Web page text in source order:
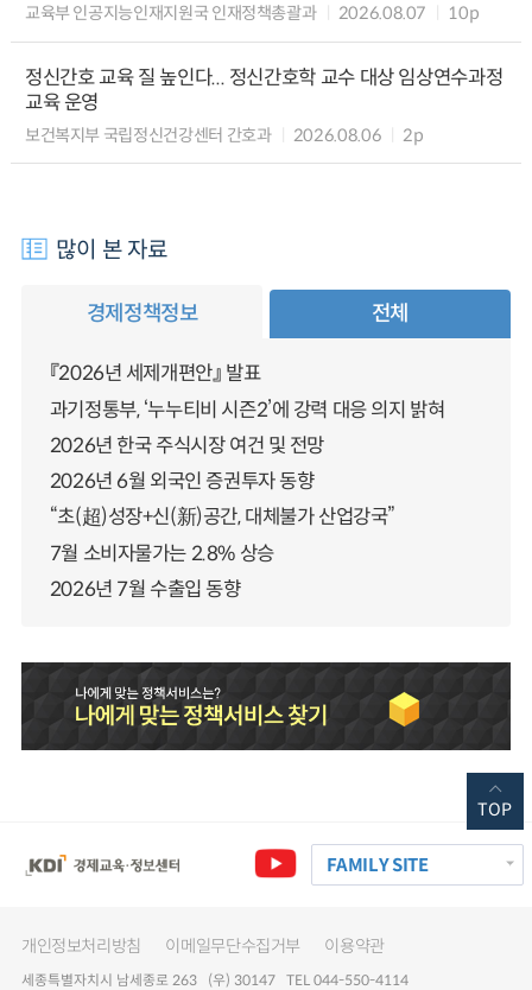
교육부 인공지능인재지원국 인재정책총괄과 2026.08.07 10p
정신간호 교육 질 높인다... 정신간호학 교수 대상 임상연수과정
교육 운영
보건복지부 국립정신건강센터 간호과 2026.08.06 2p
많이 본 자료
경제정책정보 전체
『2026년 세제개편안』 발표
과기정통부, ‘누누티비 시즌2’에 강력 대응 의지 밝혀
2026년 한국 주식시장 여건 및 전망
2026년 6월 외국인 증권투자 동향
“초(超)성장+신(新)공간, 대체불가 산업강국”
7월 소비자물가는 2.8% 상승
2026년 7월 수출입 동향
FAMILY SITE
개인정보처리방침 이메일무단수집거부 이용약관
세종특별자치시 남세종로 263 (우) 30147 TEL 044-550-4114
TOP